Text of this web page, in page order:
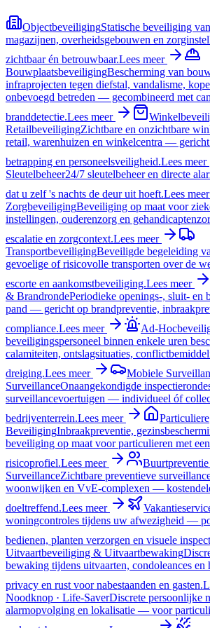
ObjectbeveiligingStatische beveiliging
magazijnen, overheidsgebouwen en
zichtbaar én betrouwbaar.Lees meer
BouwplaatsbeveiligingBescherming van
infraprojecten tegen diefstal, vandalisme,
onbevoegd betreden — gecombineerd met
branddetectie.Lees meer
RetailbeveiligingZichtbare en onzichtbare
retail, warenhuizen en winkelcentra —
betrapping en personeelsveiligheid.Lees meer
Sleutelbeheer24/7 sleutelbeheer en directe
dat u zelf 's nachts de deur uit hoeft.Lees meer
ZorgbeveiligingBeveiliging op maat voor
instellingen, ouderenzorg en
escalatie en zorgcontext.Lees meer
TransportbeveiligingBeveiligde begeleiding
gevoelige of risicovolle transporten over de
escorte en aankomstbeveiliging.Lees meer
& BrandrondePeriodieke openings-, sluit- en
pand — gericht op brandpreventie,
compliance.Lees meer Ad-
beveiligingspersoneel binnen enkele uren
calamiteiten, ontslagsituaties,
dreiging.Lees meer
Mobiele
SurveillanceOnaangekondigde
surveillancevoertuigen — individueel óf
bedrijventerrein.Lees meer
Particuliere
BeveiligingInbraakpreventie,
beveiliging op maat voor particulieren met
risicoprofiel.Lees meer
SurveillanceZichtbare preventieve
woonwijken en VvE-complexen —
doeltreffend.Lees meer
woningcontroles tijdens uw afwezigheid —
bedienen, planten verzorgen en visuele
Uitvaartbeveiliging & Uitvaartbewaking
bewaking tijdens uitvaarten, condoleances
privacy en rust voor nabestaanden en gasten.
Noodknop · Life-SaverDiscrete persoonlijke
alarmopvolging en lokalisatie — voor